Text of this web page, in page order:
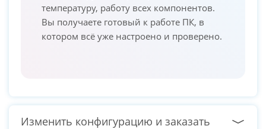
температуру, работу всех компонентов.
Вы получаете готовый к работе ПК, в
котором всё уже настроено и проверено.
Изменить конфигурацию и заказать